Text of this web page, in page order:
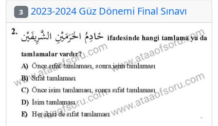
3 2023-2024 Güz Dönemi Final Sınavı